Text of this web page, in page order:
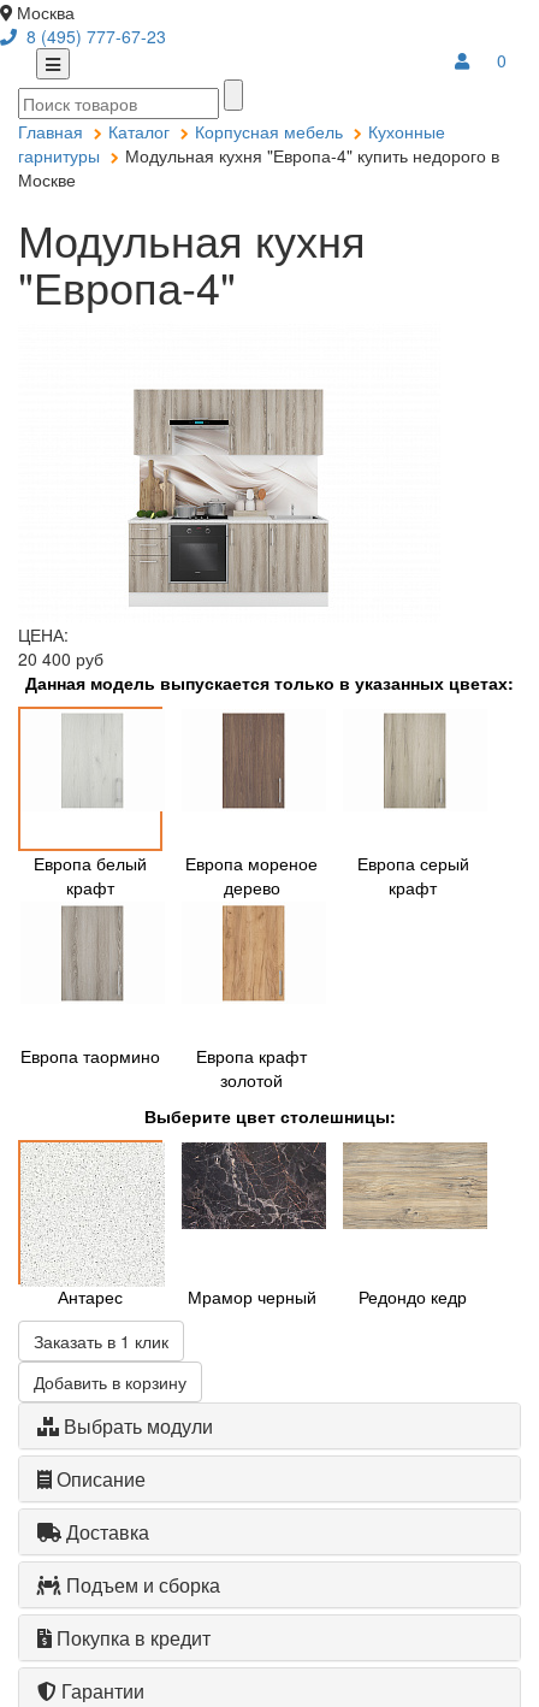
Москва
8 (495) 777-67-23
0
Главная Каталог Корпусная мебель
Кухонные
гарнитуры
Модульная кухня "Европа-4" купить недорого в
Москве
Модульная кухня
"Европа-4"
ЦЕНА:
20 400 руб
Данная модель выпускается только в указанных цветах:
Европа белый
крафт
Европа мореное
дерево
Европа серый
крафт
Европа таормино
Европа крафт
золотой
Выберите цвет столешницы:
Антарес Мрамор черный
Редондо кедр
Заказать в 1 клик
Добавить в корзину
Выбрать модули
Описание
Доставка
Подъем и сборка
Покупка в кредит
Гарантии